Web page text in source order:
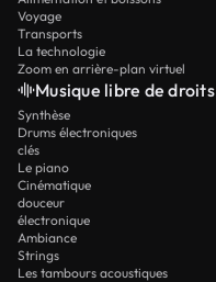
Voyage
Transports
La technologie
Zoom en arrière-plan virtuel
Musique libre de droits
Synthèse
Drums électroniques
clés
Le piano
Cinématique
douceur
électronique
Ambiance
Strings
Les tambours acoustiques